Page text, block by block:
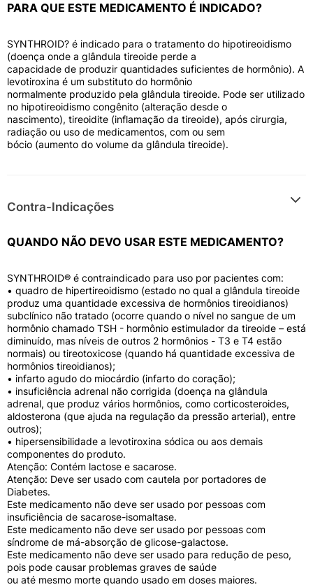
PARA QUE ESTE MEDICAMENTO É INDICADO?
SYNTHROID? é indicado para o tratamento do hipotireoidismo
(doença onde a glândula tireoide perde a
capacidade de produzir quantidades suficientes de hormônio). A
levotiroxina é um substituto do hormônio
normalmente produzido pela glândula tireoide. Pode ser utilizado
no hipotireoidismo congênito (alteração desde o
nascimento), tireoidite (inflamação da tireoide), após cirurgia,
radiação ou uso de medicamentos, com ou sem
bócio (aumento do volume da glândula tireoide).
Contra-Indicações
QUANDO NÃO DEVO USAR ESTE MEDICAMENTO?
SYNTHROID® é contraindicado para uso por pacientes com:
• quadro de hipertireoidismo (estado no qual a glândula tireoide
produz uma quantidade excessiva de hormônios tireoidianos)
subclínico não tratado (ocorre quando o nível no sangue de um
hormônio chamado TSH - hormônio estimulador da tireoide – está
diminuído, mas níveis de outros 2 hormônios - T3 e T4 estão
normais) ou tireotoxicose (quando há quantidade excessiva de
hormônios tireoidianos);
• infarto agudo do miocárdio (infarto do coração);
• insuficiência adrenal não corrigida (doença na glândula
adrenal, que produz vários hormônios, como corticosteroides,
aldosterona (que ajuda na regulação da pressão arterial), entre
outros);
• hipersensibilidade a levotiroxina sódica ou aos demais
componentes do produto.
Atenção: Contém lactose e sacarose.
Atenção: Deve ser usado com cautela por portadores de
Diabetes.
Este medicamento não deve ser usado por pessoas com
insuficiência de sacarose-isomaltase.
Este medicamento não deve ser usado por pessoas com
síndrome de má-absorção de glicose-galactose.
Este medicamento não deve ser usado para redução de peso,
pois pode causar problemas graves de saúde
ou até mesmo morte quando usado em doses maiores.